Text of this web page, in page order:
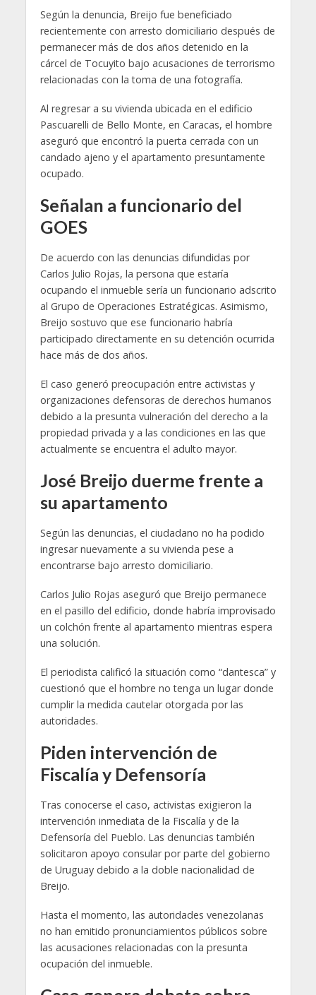
Según la denuncia, Breijo fue beneficiado
recientemente con arresto domiciliario después de
permanecer más de dos años detenido en la
cárcel de Tocuyito bajo acusaciones de terrorismo
relacionadas con la toma de una fotografía.
Al regresar a su vivienda ubicada en el edificio
Pascuarelli de Bello Monte, en Caracas, el hombre
aseguró que encontró la puerta cerrada con un
candado ajeno y el apartamento presuntamente
ocupado.
Señalan a funcionario del
GOES
De acuerdo con las denuncias difundidas por
Carlos Julio Rojas, la persona que estaría
ocupando el inmueble sería un funcionario adscrito
al Grupo de Operaciones Estratégicas. Asimismo,
Breijo sostuvo que ese funcionario habría
participado directamente en su detención ocurrida
hace más de dos años.
El caso generó preocupación entre activistas y
organizaciones defensoras de derechos humanos
debido a la presunta vulneración del derecho a la
propiedad privada y a las condiciones en las que
actualmente se encuentra el adulto mayor.
José Breijo duerme frente a
su apartamento
Según las denuncias, el ciudadano no ha podido
ingresar nuevamente a su vivienda pese a
encontrarse bajo arresto domiciliario.
Carlos Julio Rojas aseguró que Breijo permanece
en el pasillo del edificio, donde habría improvisado
un colchón frente al apartamento mientras espera
una solución.
El periodista calificó la situación como “dantesca” y
cuestionó que el hombre no tenga un lugar donde
cumplir la medida cautelar otorgada por las
autoridades.
Piden intervención de
Fiscalía y Defensoría
Tras conocerse el caso, activistas exigieron la
intervención inmediata de la Fiscalía y de la
Defensoría del Pueblo. Las denuncias también
solicitaron apoyo consular por parte del gobierno
de Uruguay debido a la doble nacionalidad de
Breijo.
Hasta el momento, las autoridades venezolanas
no han emitido pronunciamientos públicos sobre
las acusaciones relacionadas con la presunta
ocupación del inmueble.